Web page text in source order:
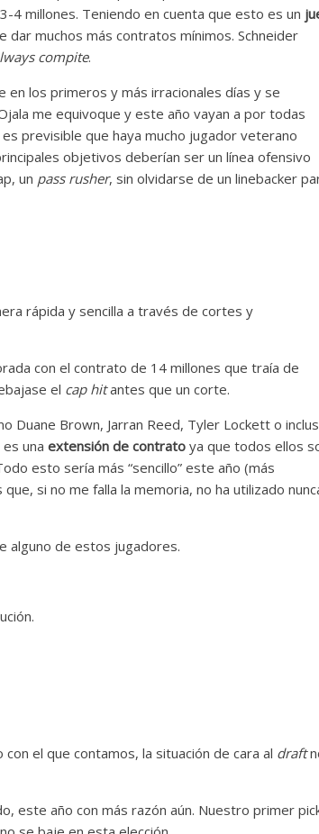
millones. Teniendo en cuenta que esto es un
muchos más contratos mínimos. Schneider
compite.
en los primeros y más irracionales días y se
me equivoque y este año vayan a por todas
previsible que haya mucho jugador veterano
objetivos deberían ser un línea ofensivo
un pass rusher, sin olvidarse de un linebacker
rápida y sencilla a través de cortes y
con el contrato de 14 millones que traía de
el cap hitantes que un corte.
Duane Brown, Jarran Reed, Tyler Lockett o
es unaextensión de contrato ya que todos ellos
esto sería más “sencillo” este año (más
si no me falla la memoria, no ha utilizado
alguno de estos jugadores.
el que contamos, la situación de cara al draft
este año con más razón aún. Nuestro primer